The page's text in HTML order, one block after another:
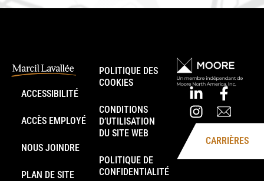
ACCESSIBILITÉ
ACCÈS EMPLOYÉ
NOUS JOINDRE
PLAN DE SITE
POLITIQUE DES
COOKIES
CONDITIONS
D’UTILISATION
DU SITE WEB
POLITIQUE DE
CONFIDENTIALITÉ
CARRIÈRES